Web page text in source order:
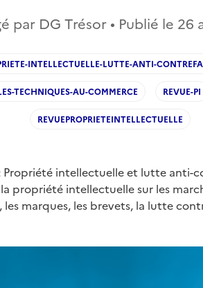
par DG Trésor • Publié le 26
INTELLECTUELLE-LUTTE-ANTI-
TECHNIQUES-AU-COMMERCE REVUE-PI
REVUEPROPRIETEINTELLECTUELLE
Propriété intellectuelle et lutte anti-
la propriété intellectuelle sur les
marques, les brevets, la lutte